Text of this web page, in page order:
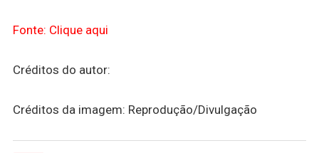
Fonte: Clique aqui
Créditos do autor:
Créditos da imagem: Reprodução/Divulgação